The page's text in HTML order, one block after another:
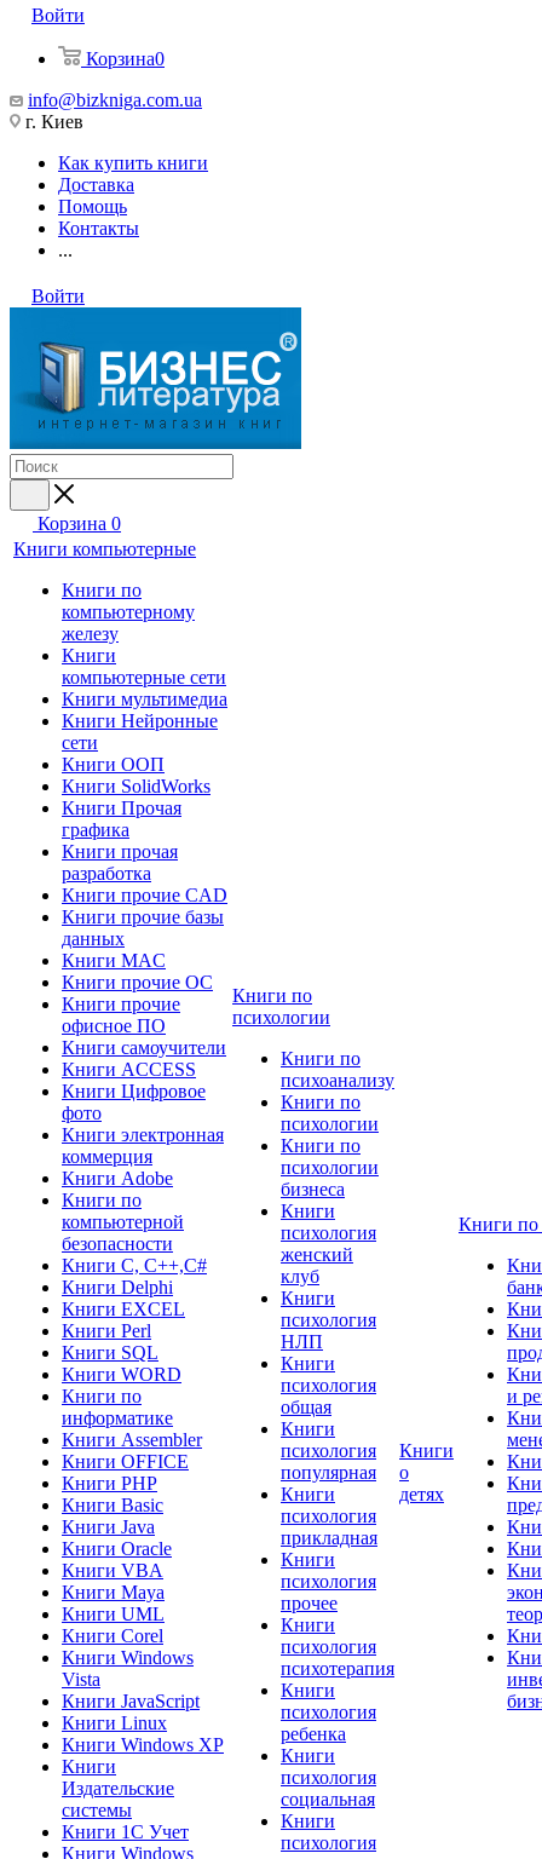
Войти
Корзина0
info@bizkniga.com.ua
г. Киев
Как купить книги
Доставка
Помощь
Контакты
...
Войти
Корзина 0
Книги компьютерные
Книги по
компьютерному
железу
Книги
компьютерные сети
Книги мультимедиа
Книги Нейронные
сети
Книги ООП
Книги SolidWorks
Книги Прочая
графика
Книги прочая
разработка
Книги прочие CAD
Книги прочие базы
данных
Книги MAC
Книги прочие ОС
Книги прочие
офисное ПО
Книги самоучители
Книги ACCESS
Книги Цифровое
фото
Книги электронная
коммерция
Книги Adobe
Книги по
компьютерной
безопасности
Книги C, C++,С#
Книги Delphi
Книги EXCEL
Книги Perl
Книги SQL
Книги WORD
Книги по
информатике
Книги Assembler
Книги OFFICE
Книги PHP
Книги Basic
Книги Java
Книги Oracle
Книги VBA
Книги Maya
Книги UML
Книги Corel
Книги Windows
Vista
Книги JavaScript
Книги Linux
Книги Windows XP
Книги
Издательские
системы
Книги 1C Учет
Книги Windows
Книги по
психологии
Книги по
психоанализу
Книги по
психологии
Книги по
психологии
бизнеса
Книги
психология
женский
клуб
Книги
психология
НЛП
Книги
психология
общая
Книги
психология
популярная
Книги
психология
прикладная
Книги
психология
прочее
Книги
психология
психотерапия
Книги
психология
ребенка
Книги
психология
социальная
Книги
психология
Книги
о
детях
Книги по
и